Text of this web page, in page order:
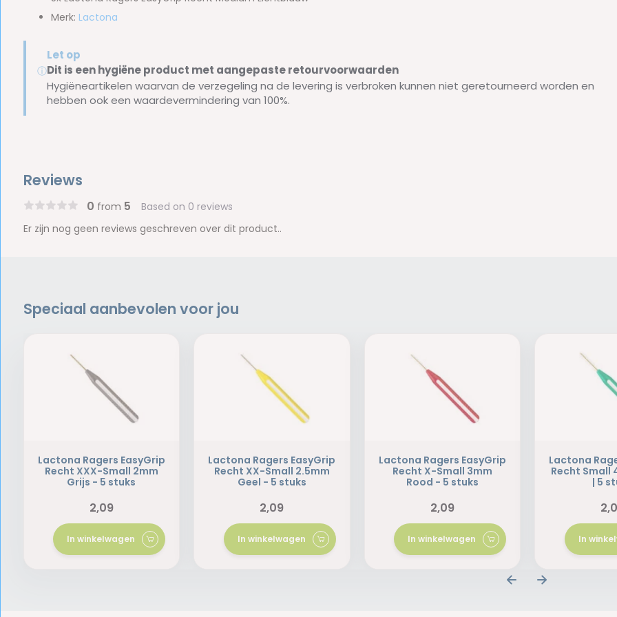
Merk: Lactona
ⓘ
Let op
Dit is een hygiëne product met aangepaste retourvoorwaarden
Hygiëneartikelen waarvan de verzegeling na de levering is verbroken kunnen niet geretourneerd worden en
hebben ook een waardevermindering van 100%.
Reviews
0 from 5 Based on 0 reviews
Er zijn nog geen reviews geschreven over dit product..
Speciaal aanbevolen voor jou
Lactona Ragers EasyGrip
Recht XXX-Small 2mm
Grijs - 5 stuks
2,09
In winkelwagen
Lactona Ragers EasyGrip
Recht XX-Small 2.5mm
Geel - 5 stuks
2,09
In winkelwagen
Lactona Ragers EasyGrip
Recht X-Small 3mm
Rood - 5 stuks
2,09
In winkelwagen
Lactona
Recht Small
| 5
In